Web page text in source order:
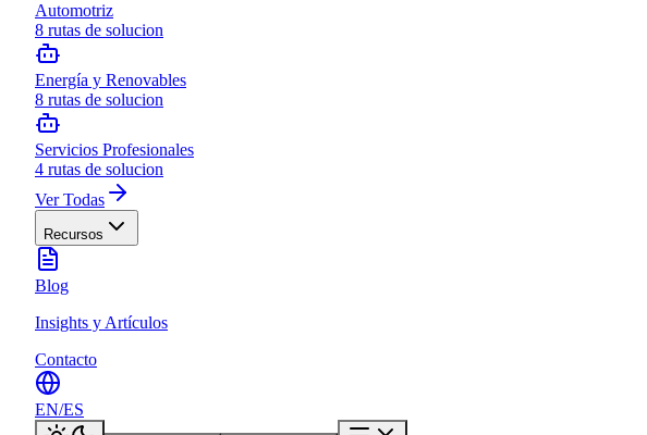
Automotriz
8 rutas de solucion
Energía y Renovables
8 rutas de solucion
Servicios Profesionales
4 rutas de solucion
Ver Todas
Recursos
Blog
Insights y Artículos
Contacto
EN/ES